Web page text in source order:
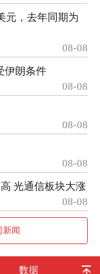
元，去年同期为
08-08
伊朗条件
08-08
08-08
08-08
光通信板块大涨
08-08
新闻
数据